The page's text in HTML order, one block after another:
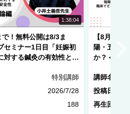
1:38:04
で！無料公開は8/3ま
セミナー1日目「妊娠初
対する鍼灸の有効性と安
特別講師
2026/7/28
188
【8月20
陽・五行
か？＜後編
講師名
投稿日
再生回数